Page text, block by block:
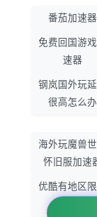
番茄加速器
免费回国游
速器
钢岚国外玩
很高怎么办
海外玩魔兽
怀旧服加速
优酷有地区限